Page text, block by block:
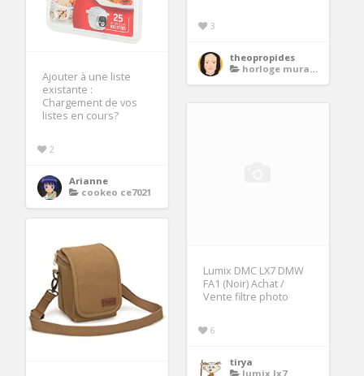
3
theopropides
horloge murale cuisine
Ajouter à une liste
existante :
Chargement de vos
listes en cours?
2
Arianne
cookeo ce7021
Lumix DMC LX7 DMW
FA1 (Noir) Achat /
Vente filtre photo
6
tirya
lumix lx7